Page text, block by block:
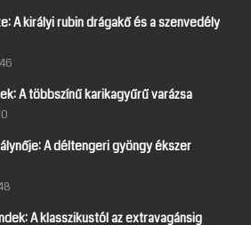
A királyi rubin drágakő és a szenvedély
A többszínű karikagyűrű varázsa
A déltengeri gyöngy ékszer
A klasszikustól az extravagánsig